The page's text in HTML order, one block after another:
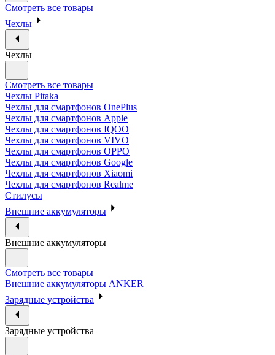
Смотреть все товары
Чехлы
Чехлы
Смотреть все товары
Чехлы Pitaka
Чехлы для смартфонов OnePlus
Чехлы для смартфонов Apple
Чехлы для смартфонов IQOO
Чехлы для смартфонов VIVO
Чехлы для смартфонов OPPO
Чехлы для смартфонов Google
Чехлы для смартфонов Xiaomi
Чехлы для смартфонов Realme
Стилусы
Внешние аккумуляторы
Внешние аккумуляторы
Смотреть все товары
Внешние аккумуляторы ANKER
Зарядные устройства
Зарядные устройства